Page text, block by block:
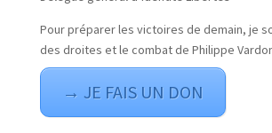
Pour préparer les victoires de demain, je
des droites et le combat de Philippe
→ JE FAIS UN DON